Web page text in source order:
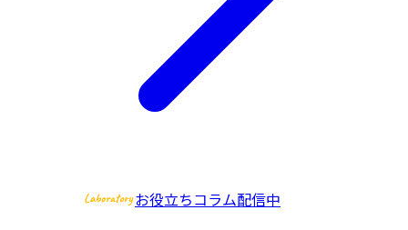
お役立ちコラム配信中